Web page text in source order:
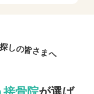
しの皆さまへ